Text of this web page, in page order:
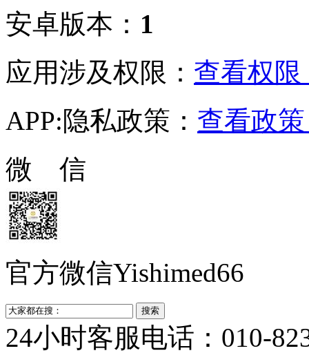
安卓版本： 1
应用涉及权限： 查看权限
APP:隐私政策： 查看政
微 信
官方微信Yishimed66
24小时客服电话：010-